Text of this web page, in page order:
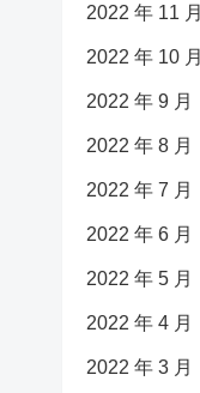
2022 年 11 月
2022 年 10 月
2022 年 9 月
2022 年 8 月
2022 年 7 月
2022 年 6 月
2022 年 5 月
2022 年 4 月
2022 年 3 月